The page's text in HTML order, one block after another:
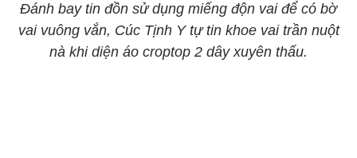
Đánh bay tin đồn sử dụng miếng độn vai để có bờ
vai vuông vắn, Cúc Tịnh Y tự tin khoe vai trần nuột
nà khi diện áo croptop 2 dây xuyên thấu.